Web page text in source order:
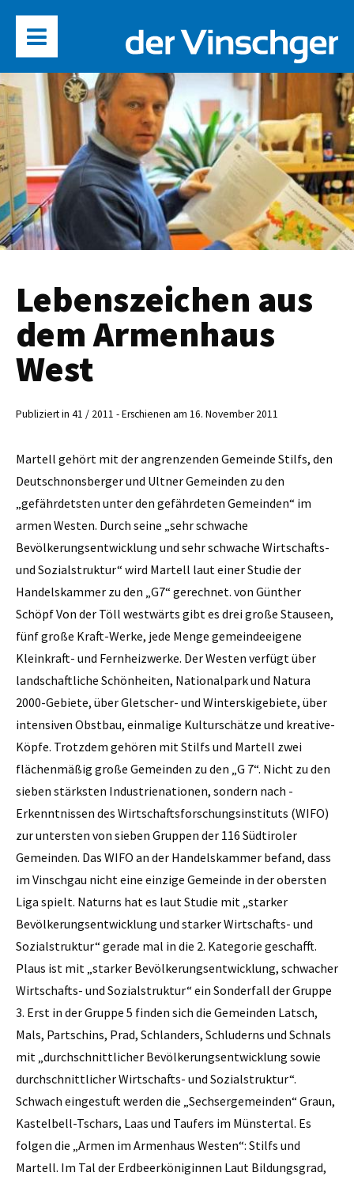
Lebenszeichen aus
dem Armenhaus
West
Publiziert in 41 / 2011 - Erschienen am 16. November 2011
Martell gehört mit der angrenzenden Gemeinde Stilfs, den
Deutschnonsberger und Ultner Gemeinden zu den
„gefährdetsten unter den gefährdeten Gemeinden“ im
armen Westen. Durch seine „sehr schwache
Bevölkerungsentwicklung und sehr ­schwache Wirtschafts-
und Sozialstruktur“ wird Martell laut einer Studie der
Handelskammer zu den „G7“ gerechnet. von Günther
Schöpf Von der Töll westwärts gibt es drei große Stauseen,
fünf große Kraft-Werke, jede Menge gemeindeeigene
Kleinkraft- und Fernheizwerke. Der Westen verfügt über
landschaftliche Schönheiten, Nationalpark und Natura
2000-Gebiete, über Gletscher- und Winterskigebiete, über
intensiven Obstbau, einmalige Kulturschätze und kreative­
Köpfe. Trotzdem gehören mit Stilfs und Martell zwei
flächenmäßig große Gemeinden zu den „G 7“. Nicht zu den
sieben stärksten Industrienationen, sondern nach ­
Erkenntnissen des Wirtschaftsforschungsinstituts (WIFO)
zur untersten von sieben Gruppen der 116 Südtiroler
Gemeinden. Das WIFO an der Handelskammer befand, dass
im Vinschgau nicht eine einzige Gemeinde in der obersten
Liga spielt. Naturns hat es laut Studie mit „starker
Bevölkerungsentwicklung und starker Wirtschafts- und
Sozialstruktur“ gerade mal in die 2. Kategorie geschafft.
Plaus ist mit „starker Bevölkerungsentwicklung, schwacher
Wirtschafts- und Sozialstruktur“ ein Sonderfall der Gruppe
3. Erst in der Gruppe 5 finden sich die Gemeinden Latsch,
Mals, Partschins, Prad, Schlanders, Schluderns und Schnals
mit „durchschnittlicher Bevölkerungsentwicklung sowie
durchschnittlicher Wirtschafts- und Sozialstruktur“.
Schwach eingestuft werden die „Sechsergemeinden“ Graun,
Kastelbell-Tschars, Laas und Taufers im Münstertal. Es
folgen die „Armen im Armenhaus Westen“: Stilfs und
Martell. Im Tal der Erdbeerköniginnen Laut Bildungsgrad,